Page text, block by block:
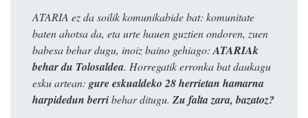
ATARIA ez da soilik komunikabide bat: komunitate
baten ahotsa da, eta urte hauen guztien ondoren, zuen
babesa behar dugu, inoiz baino gehiago:ATARIAk
behar du Tolosaldea. Horregatik erronka bat daukagu
esku artean: gure eskualdeko 28 herrietan hamarna
harpidedun berribehar ditugu. Zu falta zara, bazatoz?